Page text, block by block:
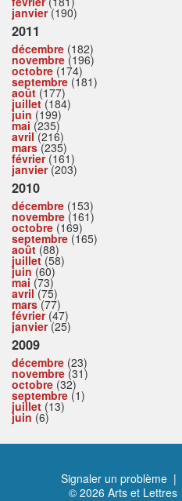
janvier(190)
2011
décembre (182)
novembre (196)
octobre (174)
septembre (181)
août (177)
juillet(184)
juin (199)
mai (235)
avril(216)
mars(235)
février(161)
janvier(203)
2010
décembre (153)
novembre (161)
octobre (169)
septembre (165)
août (88)
juillet(58)
juin (60)
mai (73)
avril(75)
mars(77)
février(47)
janvier(25)
2009
décembre (23)
novembre (31)
octobre (32)
septembre (1)
juillet (13)
juin (6)
Signaler un problème |
© 2026 Arts et Lettres